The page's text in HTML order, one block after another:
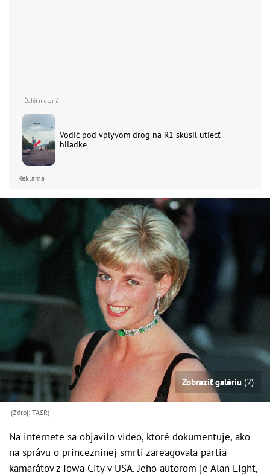
Vodič pod vplyvom drog na R1 skúsil utiecť
hliadke
Reklama
Zobraziť galériu (2)
(Zdroj: TASR)
Na internete sa objavilo video, ktoré dokumentuje, ako
na správu o princezninej smrti zareagovala partia
kamarátov z Iowa City v USA. Jeho autorom je Alan Light,